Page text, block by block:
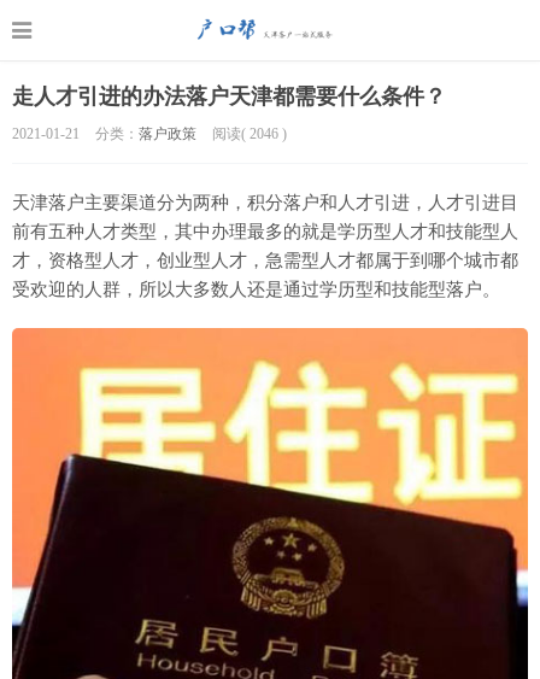
走人才引进的办法落户天津都需要什么条件？
2021-01-21 分类： 落户政策 阅读( 2046 )
天津落户主要渠道分为两种，积分落户和人才引进，人才引进目
前有五种人才类型，其中办理最多的就是学历型人才和技能型人
才，资格型人才，创业型人才，急需型人才都属于到哪个城市都
受欢迎的人群，所以大多数人还是通过学历型和技能型落户。